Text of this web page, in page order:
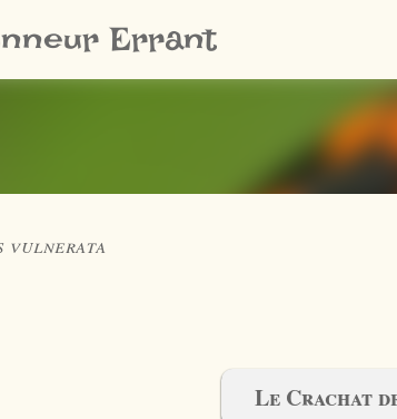
Errant
vulnerata
Le Crachat